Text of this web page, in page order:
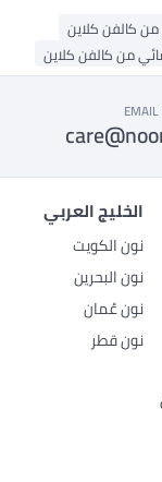
كالفن كلاين
من كالفن كلاين
الخليج العربي
نون الكويت
نون البحرين
نون عُمان
نون قطر